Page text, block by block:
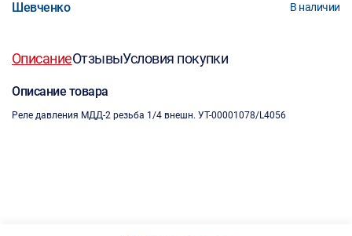
Шевченко В наличии
ОписаниеОтзывыУсловия покупки
Описание товара
Реле давления МДД-2 резьба 1/4 внешн. УТ-00001078/L4056